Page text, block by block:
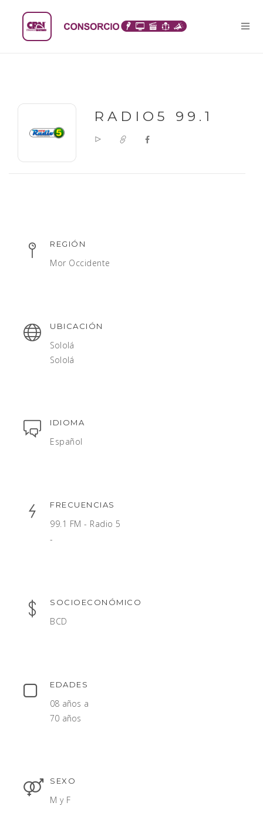
RADIO5 99.1
REGIÓN
Mor Occidente
UBICACIÓN
Sololá
Sololá
IDIOMA
Español
FRECUENCIAS
99.1 FM - Radio 5
-
SOCIOECONÓMICO
BCD
EDADES
08 años a
70 años
SEXO
M y F